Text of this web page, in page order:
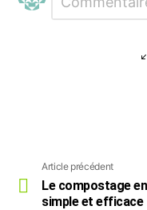
un
commentaire
plus
Article précédent
Le compostage
simple et efficace